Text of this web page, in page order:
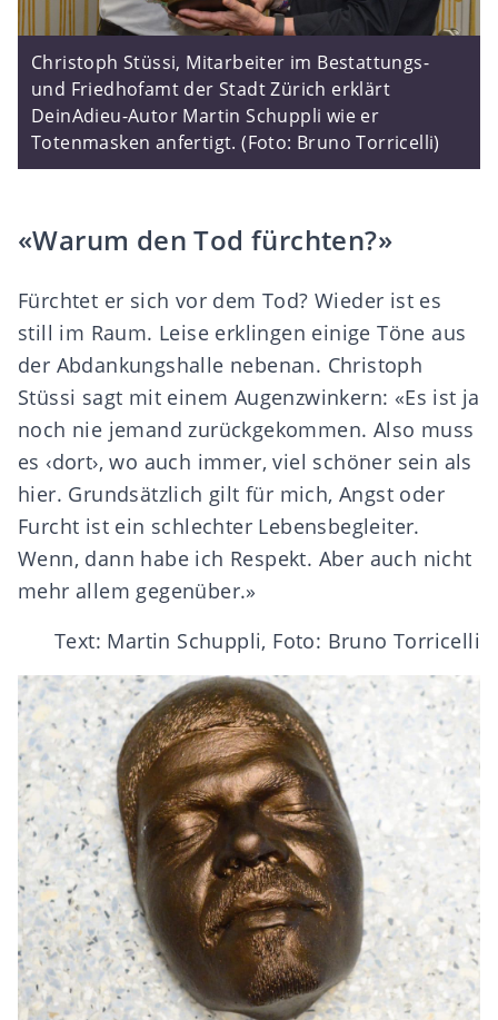
Christoph Stüssi, Mitarbeiter im Bestattungs-
und Friedhofamt der Stadt Zürich erklärt
DeinAdieu-Autor Martin Schuppli wie er
Totenmasken anfertigt. (Foto: Bruno Torricelli)
«Warum den Tod fürchten?»
Fürchtet er sich vor dem Tod? Wieder ist es
still im Raum. Leise erklingen einige Töne aus
der Abdankungshalle nebenan. Christoph
Stüssi sagt mit einem Augenzwinkern: «Es ist ja
noch nie jemand zurückgekommen. Also muss
es ‹dort›, wo auch immer, viel schöner sein als
hier. Grundsätzlich gilt für mich, Angst oder
Furcht ist ein schlechter Lebensbegleiter.
Wenn, dann habe ich Respekt. Aber auch nicht
mehr allem gegenüber.»
Text: Martin Schuppli, Foto: Bruno Torricelli